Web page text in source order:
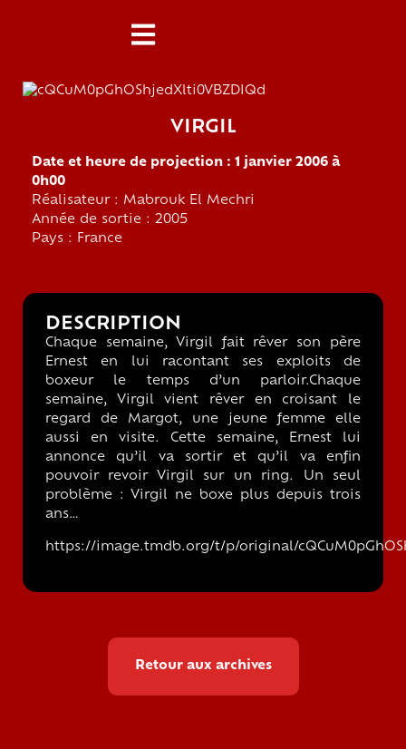
VIRGIL
Date et heure de projection : 1 janvier 2006 à
0h00
Réalisateur : Mabrouk El Mechri
Année de sortie : 2005
Pays : France
DESCRIPTION
Chaque semaine, Virgil fait rêver son père
Ernest en lui racontant ses exploits de
boxeur le temps d’un parloir.Chaque
semaine, Virgil vient rêver en croisant le
regard de Margot, une jeune femme elle
aussi en visite. Cette semaine, Ernest lui
annonce qu’il va sortir et qu’il va enfin
pouvoir revoir Virgil sur un ring. Un seul
problème : Virgil ne boxe plus depuis trois
ans…
https://image.tmdb.org/t/p/original/
Retour aux archives